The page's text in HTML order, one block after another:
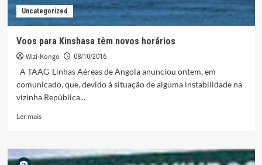
)
Uncategorized
Voos para Kinshasa têm novos horários
Wizi-Kongo 08/10/2016
A TAAG-Linhas Aéreas de Angola anunciou ontem, em
comunicado, que, devido à situação de alguma instabilidade na
vizinha República...
Ler maisLeia
Voos
para